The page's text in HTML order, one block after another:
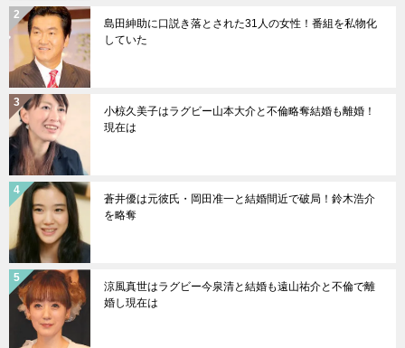
島田紳助に口説き落とされた31人の女性！番組を私物化
していた
小椋久美子はラグビー山本大介と不倫略奪結婚も離婚！
現在は
蒼井優は元彼氏・岡田准一と結婚間近で破局！鈴木浩介
を略奪
涼風真世はラグビー今泉清と結婚も遠山祐介と不倫で離
婚し現在は